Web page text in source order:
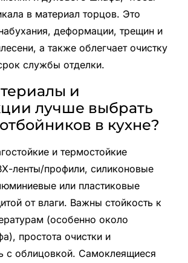
в материал торцов. Это
деформации, трещин и
а также облегчает очистку
службы отделки.
и
лучше выбрать
в кухне?
и термостойкие
ленты/профили, силиконовые
или пластиковые
от влаги. Важны стойкость к
(особенно около
простота очистки и
с облицовкой. Самоклеящиеся